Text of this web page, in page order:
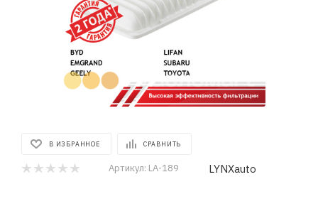
В ИЗБРАННОЕ СРАВНИТЬ
Артикул: LA-189 LYNXauto